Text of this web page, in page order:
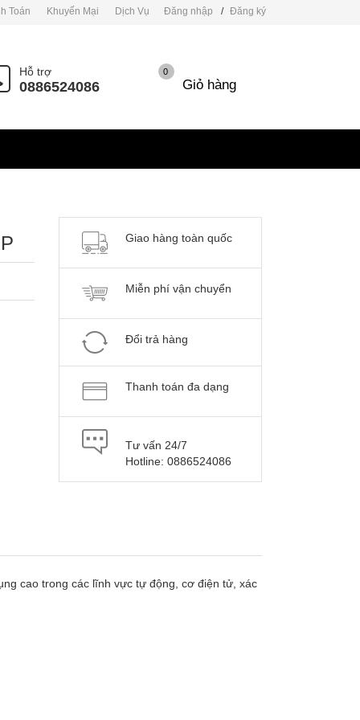
Đăng nhập / Đăng ký
Toán Khuyến Mại Dịch Vụ
Hỗ trợ
0886524086 Giỏ hàng
0
Giao hàng toàn quốc
Miễn phí vận chuyển
Đổi trả hàng
Thanh toán đa dạng
Tư vấn 24/7
Hotline: 0886524086
cao trong các lĩnh vực tự động, cơ điện tử, xác